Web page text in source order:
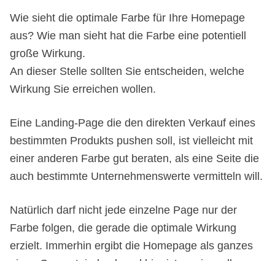
Wie sieht die optimale Farbe für Ihre Homepage
aus? Wie man sieht hat die Farbe eine potentiell
große Wirkung.
An dieser Stelle sollten Sie entscheiden, welche
Wirkung Sie erreichen wollen.
Eine Landing-Page die den direkten Verkauf eines
bestimmten Produkts pushen soll, ist vielleicht mit
einer anderen Farbe gut beraten, als eine Seite die
auch bestimmte Unternehmenswerte vermitteln will.
Natürlich darf nicht jede einzelne Page nur der
Farbe folgen, die gerade die optimale Wirkung
erzielt. Immerhin ergibt die Homepage als ganzes